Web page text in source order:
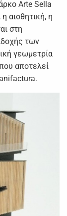
Arte Sella
αισθητική, η
στη
των
γεωμετρία
αποτελεί